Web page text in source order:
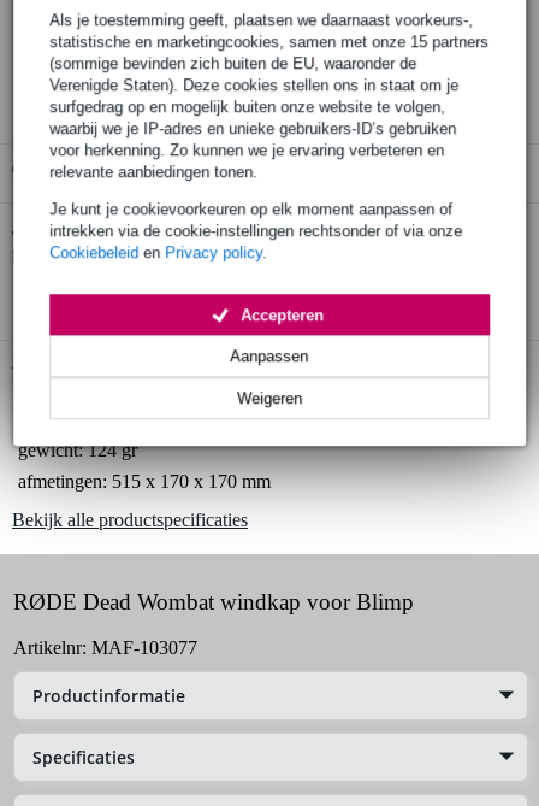
Als je toestemming geeft, plaatsen we daarnaast voorkeurs-,
statistische en marketingcookies, samen met onze 15 partners
(sommige bevinden zich buiten de EU, waaronder de
Verenigde Staten). Deze cookies stellen ons in staat om je
surfgedrag op en mogelijk buiten onze website te volgen,
waarbij we je IP-adres en unieke gebruikers-ID’s gebruiken
voor herkenning. Zo kunnen we je ervaring verbeteren en
relevante aanbiedingen tonen.
Je kunt je cookievoorkeuren op elk moment aanpassen of
intrekken via de cookie-instellingen rechtsonder of via onze
Cookiebeleid en Privacy policy.
Weigeren
Aanpassen
Accepteren
30 dagen 'niet goed geld terug' garantie
3 jaar Bax Music garantie
Gratis ophalen in de winkel
Twijfel je of deRØDE Dead Wombat windkap voor Blimp
bij je past? Doe de check.
Start de check
Productinformatie
windkap voor Blimp
gewicht: 124 gr
afmetingen: 515 x 170 x 170 mm
Bekijk alle productspecificaties
RØDE Dead Wombat windkap voor Blimp
Artikelnr: MAF-103077
Productinformatie
Specificaties